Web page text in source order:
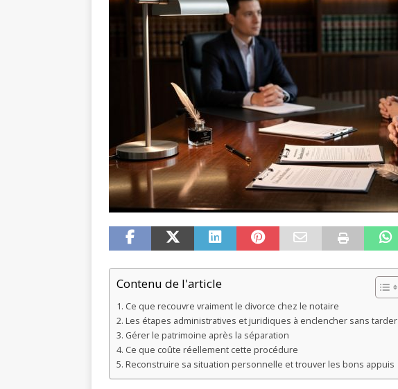
Contenu de l'article
Ce que recouvre vraiment le divorce chez le notaire
Les étapes administratives et juridiques à enclencher sans tarder
Gérer le patrimoine après la séparation
Ce que coûte réellement cette procédure
Reconstruire sa situation personnelle et trouver les bons appuis